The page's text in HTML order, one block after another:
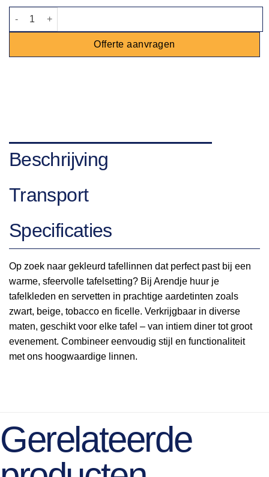
Tafelkleed zwart 150x150cm aantal
Offerte aanvragen
Beschrijving
Transport
Specificaties
Op zoek naar gekleurd tafellinnen dat perfect past bij een
warme, sfeervolle tafelsetting? Bij Arendje huur je
tafelkleden en servetten in prachtige aardetinten zoals
zwart, beige, tobacco en ficelle. Verkrijgbaar in diverse
maten, geschikt voor elke tafel – van intiem diner tot groot
evenement. Combineer eenvoudig stijl en functionaliteit
met ons hoogwaardige linnen.
Gerelateerde